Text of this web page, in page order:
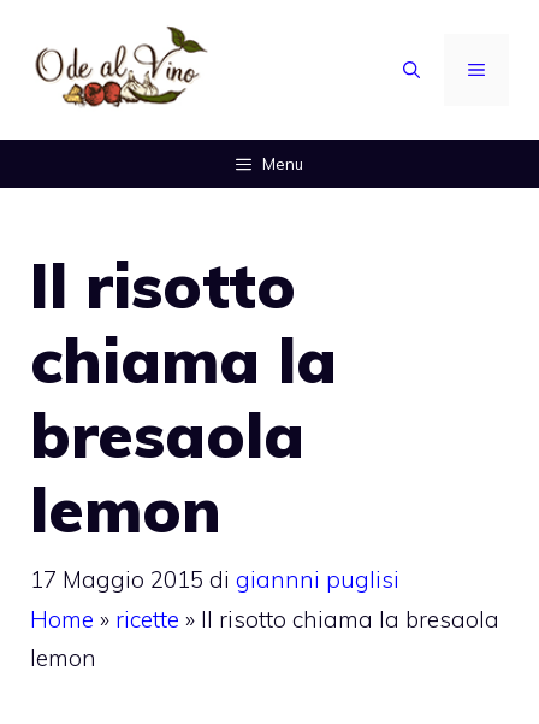
contenuto
MENU
Menu
Il risotto
chiama la
bresaola
lemon
17 Maggio 2015 di giannni puglisi
Home » ricette » Il risotto chiama la bresaola
lemon